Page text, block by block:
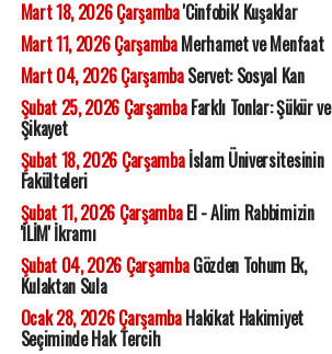
Mart 18, 2026 Çarşamba'Cinfobik' Kuşaklar
Mart 11, 2026 ÇarşambaMerhamet ve Menfaat
Mart 04, 2026 ÇarşambaServet: Sosyal Kan
Şubat 25, 2026 ÇarşambaFarklı Tonlar: Şükür ve
Şikayet
Şubat 18, 2026 Çarşambaİslam Üniversitesinin
Fakülteleri
Şubat 11, 2026 ÇarşambaEl - Alim Rabbimizin
'İLİM' İkramı
Şubat 04, 2026 ÇarşambaGözden Tohum Ek,
Kulaktan Sula
Ocak 28, 2026 ÇarşambaHakikat Hakimiyet
Seçiminde Hak Tercih